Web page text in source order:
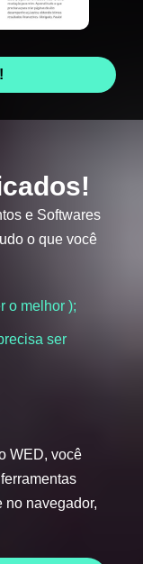
e Softwares
o que você
o melhor );
ser
WED, você
no navegador,